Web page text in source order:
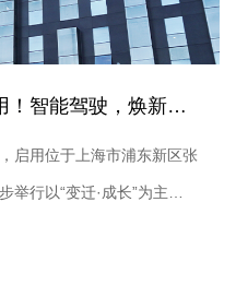
MAXIEYE新总部正式启用！智能驾驶，焕新出发
启用位于上海市浦东新区张
行以“变迁·成长”为主题